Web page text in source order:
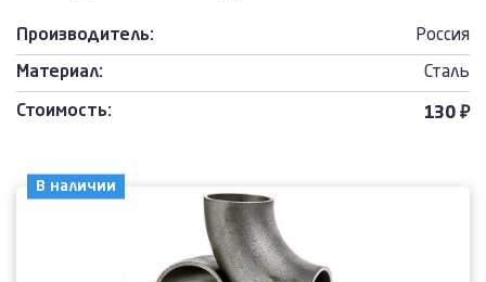
Производитель: Россия
Материал: Сталь
Стоимость: 130 ₽
В наличии